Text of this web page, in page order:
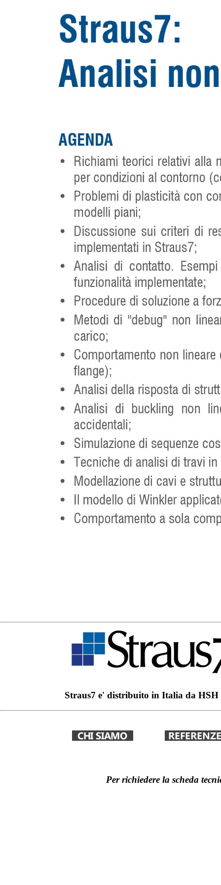
Straus7 e' distribuito in Italia da HSH
Per richiedere la scheda